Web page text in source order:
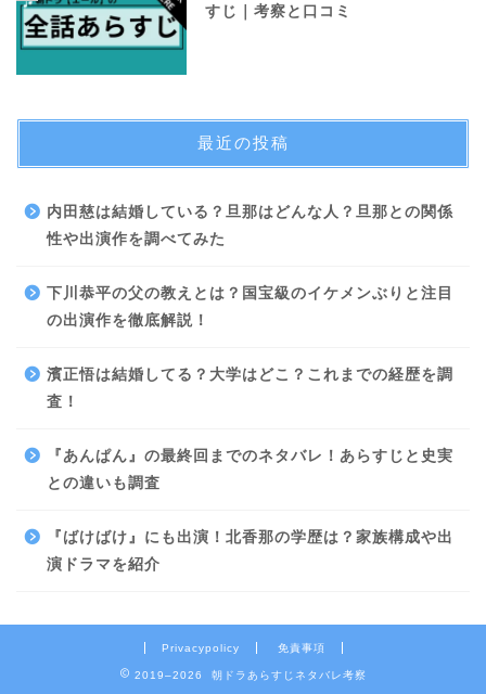
すじ｜考察と口コミ
最近の投稿
内田慈は結婚している？旦那はどんな人？旦那との関係
性や出演作を調べてみた
下川恭平の父の教えとは？国宝級のイケメンぶりと注目
の出演作を徹底解説！
濱正悟は結婚してる？大学はどこ？これまでの経歴を調
査！
『あんぱん』の最終回までのネタバレ！あらすじと史実
との違いも調査
『ばけばけ』にも出演！北香那の学歴は？家族構成や出
演ドラマを紹介
Privacypolicy 免責事項
2019–2026 朝ドラあらすじネタバレ考察